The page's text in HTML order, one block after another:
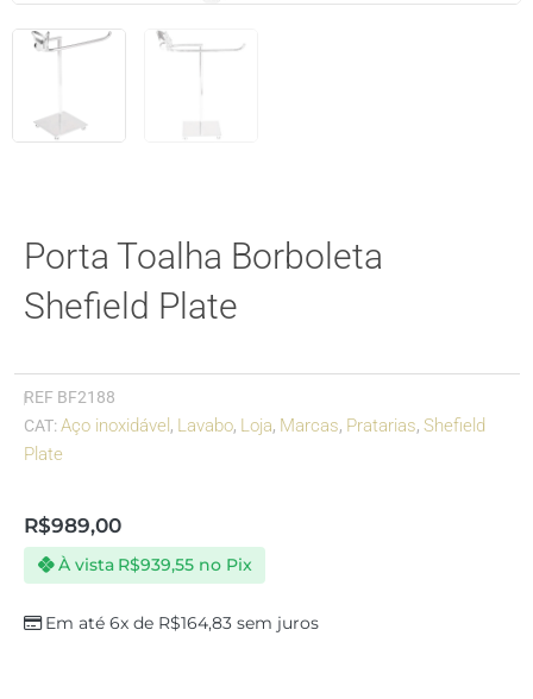
Porta Toalha Borboleta
Shefield Plate
REF BF2188
CAT:Aço inoxidável , Lavabo, Loja, Marcas, Pratarias, Shefield
Plate
R$989,00
Em até 6x de R$164,83 sem juros
À vista R$939,55 no Pix